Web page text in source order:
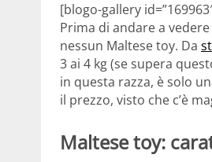
[blogo-gallery
Prima di andare a vedere
nessun Maltese toy. Da
3 ai 4 kg (se supera
in questa razza, è solo
il prezzo, visto che c’è
Maltese toy: